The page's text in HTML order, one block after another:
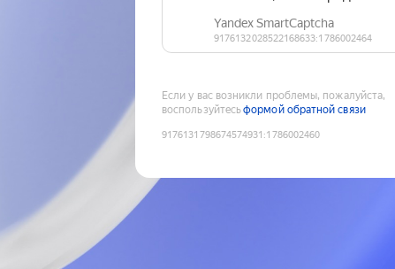
Если у вас возникли проблемы, пожалуйста,
воспользуйтесьформой обратной связи
9176131798674574931 :1786002460